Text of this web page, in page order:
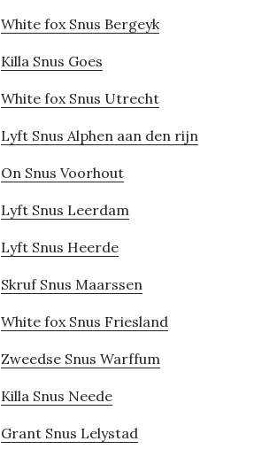
White fox Snus Bergeyk
Killa Snus Goes
White fox Snus Utrecht
Lyft Snus Alphen aan den rijn
On Snus Voorhout
Lyft Snus Leerdam
Lyft Snus Heerde
Skruf Snus Maarssen
White fox Snus Friesland
Zweedse Snus Warffum
Killa Snus Neede
Grant Snus Lelystad